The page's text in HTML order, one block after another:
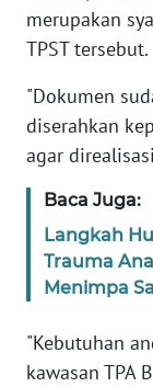
merupakan
TPST tersebut.
"Dokumen
diserahkan
agar
Baca Juga:
Langkah
Trauma
Menimpa
"Kebutuhan
kawasan TPA
BARAT
WN
SERAMBI
WN
JAMBI
WN